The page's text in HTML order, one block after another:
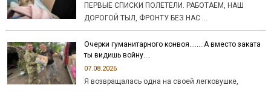
ПЕРВЫЕ СПИСКИ ПОЛЕТЕЛИ. РАБОТАЕМ, НАШ
ДОРОГОЙ ТЫЛ, ФРОНТУ БЕЗ НАС …
Очерки гуманитарного конвоя……..А вместо заката
ты видишь войну….
07.08.2026
Я возвращалась одна на своей легковушке,